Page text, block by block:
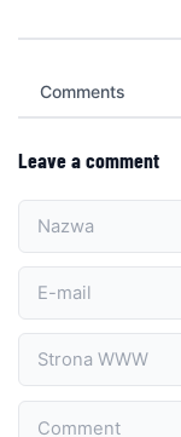
Comments
Leave a comment